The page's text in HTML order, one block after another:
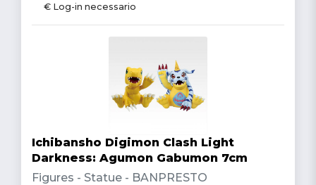
€ Log-in necessario
Ichibansho Digimon Clash Light
Darkness: Agumon Gabumon 7cm
Figures - Statue - BANPRESTO